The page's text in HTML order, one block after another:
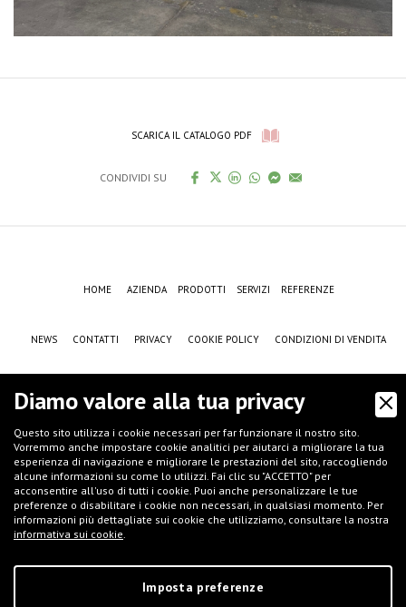
SCARICA IL CATALOGO PDF
CONDIVIDI SU
HOME AZIENDA PRODOTTI SERVIZI REFERENZE
NEWS CONTATTI PRIVACY COOKIE POLICY CONDIZIONI DI VENDITA
©IFT S.r.l.- Via G.Galilei, 8 - 46032 Castelbelforte (MN), Italy - tel.
P.IVA: 02233400205 | C.C.I.A.A. di MN 02233400205 - REA: MN-235528 |
Capitale Sociale (i.v.): € 50.000,00 | PEC:ift@messaggipec.it
Diamo valore alla tua privacy
Questo sito utilizza i cookie necessari per far funzionare il nostro sito.
Vorremmo anche impostare cookie analitici per aiutarci a migliorare la tua
esperienza di navigazione e migliorare le prestazioni del sito, raccogliendo
alcune informazioni su come lo utilizzi. Fai clic su "ACCETTO" per
acconsentire all'uso di tutti i cookie. Puoi anche personalizzare le tue
preferenze o disabilitare i cookie non necessari, in qualsiasi momento. Per
informazioni più dettagliate sui cookie che utilizziamo, consultare la nostra
informativa sui cookie.
Imposta preferenze